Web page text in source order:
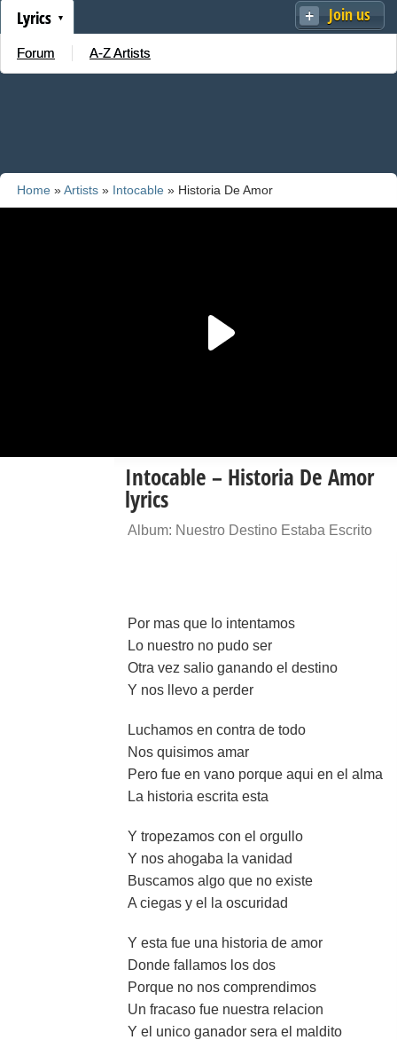
Join us
Lyrics
Forum A-Z Artists
Home »Artists » Intocable » Historia De Amor
Intocable – Historia De Amor
lyrics
Album: Nuestro Destino Estaba Escrito
Por mas que lo intentamos
Lo nuestro no pudo ser
Otra vez salio ganando el destino
Y nos llevo a perder
Luchamos en contra de todo
Nos quisimos amar
Pero fue en vano porque aqui en el alma
La historia escrita esta
Y tropezamos con el orgullo
Y nos ahogaba la vanidad
Buscamos algo que no existe
A ciegas y el la oscuridad
Y esta fue una historia de amor
Donde fallamos los dos
Porque no nos comprendimos
Un fracaso fue nuestra relacion
Y el unico ganador sera el maldito